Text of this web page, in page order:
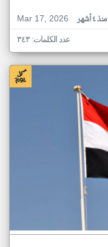
Mar 17, 2026
منذ ٤ أشهر
عدد الكلمات: ٣٤٣